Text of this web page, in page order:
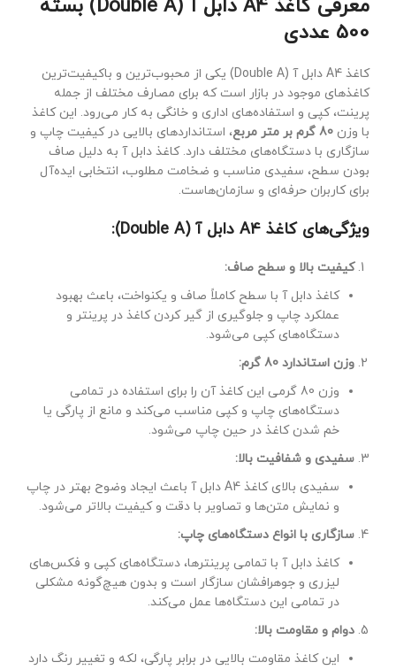
معرفی کاغذ A4 دابل آ (Double A) بسته
500 عددی
کاغذ A4 دابل آ (Double A) یکی از محبوب‌ترین و باکیفیت‌ترین
کاغذهای موجود در بازار است که برای مصارف مختلف از جمله
پرینت، کپی و استفاده‌های اداری و خانگی به کار می‌رود. این کاغذ
با وزن 80 گرم بر متر مربع
، استانداردهای بالایی در کیفیت چاپ و
سازگاری با دستگاه‌های مختلف دارد. کاغذ دابل آ به دلیل صاف
بودن سطح، سفیدی مناسب و ضخامت مطلوب، انتخابی ایده‌آل
برای کاربران حرفه‌ای و سازمان‌هاست.
ویژگی‌های کاغذ A4 دابل آ (Double A):
کیفیت بالا و سطح صاف:
کاغذ دابل آ با سطح کاملاً صاف و یکنواخت، باعث بهبود
عملکرد چاپ و جلوگیری از گیر کردن کاغذ در پرینتر و
دستگاه‌های کپی می‌شود.
وزن استاندارد 80 گرم:
وزن 80 گرمی این کاغذ آن را برای استفاده در تمامی
دستگاه‌های چاپ و کپی مناسب می‌کند و مانع از پارگی یا
خم شدن کاغذ در حین چاپ می‌شود.
سفیدی و شفافیت بالا:
سفیدی بالای کاغذ A4 دابل آ باعث ایجاد وضوح بهتر در چاپ
و نمایش متن‌ها و تصاویر با دقت و کیفیت بالاتر می‌شود.
سازگاری با انواع دستگاه‌های چاپ:
کاغذ دابل آ با تمامی پرینترها، دستگاه‌های کپی و فکس‌های
لیزری و جوهرافشان سازگار است و بدون هیچ‌گونه مشکلی
در تمامی این دستگاه‌ها عمل می‌کند.
دوام و مقاومت بالا:
این کاغذ مقاومت بالایی در برابر پارگی، لکه و تغییر رنگ دارد